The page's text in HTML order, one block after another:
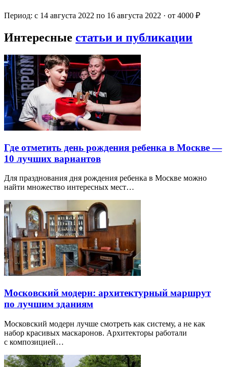
Период: с 14 августа 2022 по 16 августа 2022 · от 4000 ₽
Интересные статьи и публикации
Где отметить день рождения ребенка в Москве —
10 лучших вариантов
Для празднования дня рождения ребенка в Москве можно
найти множество интересных мест…
Московский модерн: архитектурный маршрут
по лучшим зданиям
Московский модерн лучше смотреть как систему, а не как
набор красивых маскаронов. Архитекторы работали
с композицией…